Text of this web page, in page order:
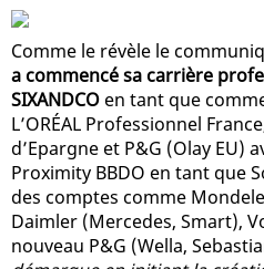
Comme le révèle le
a commencé sa carrière
SIXANDCO en tant que
L’ORÉAL Professionnel
d’Epargne et P&G (Olay EU)
Proximity BBDO en tant que
des comptes comme
Daimler (Mercedes, Smart),
nouveau P&G (Wella,